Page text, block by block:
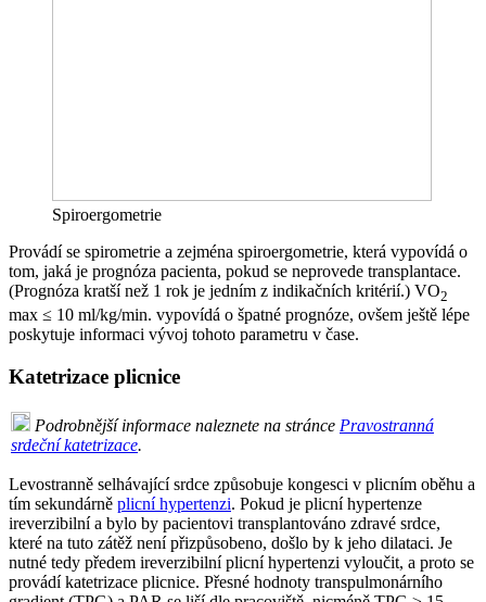
Spiroergometrie
Provádí se spirometrie a zejména spiroergometrie, která vypovídá o
tom, jaká je prognóza pacienta, pokud se neprovede transplantace.
(Prognóza kratší než 1 rok je jedním z indikačních kritérií.) VO2
max ≤ 10 ml/kg/min. vypovídá o špatné prognóze, ovšem ještě lépe
poskytuje informaci vývoj tohoto parametru v čase.
Katetrizace plicnice
Podrobnější informace naleznete na stránce Pravostranná
srdeční katetrizace.
Levostranně selhávající srdce způsobuje kongesci v plicním oběhu a
tím sekundárně plicní hypertenzi. Pokud je plicní hypertenze
ireverzibilní a bylo by pacientovi transplantováno zdravé srdce,
které na tuto zátěž není přizpůsobeno, došlo by k jeho dilataci. Je
nutné tedy předem ireverzibilní plicní hypertenzi vyloučit, a proto se
provádí katetrizace plicnice. Přesné hodnoty transpulmonárního